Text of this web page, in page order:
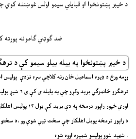
د خیبر پښتونخوا په بیله بیلو سیمو کې د
وړمه ورځ د ډیره اسماعیل خان رته کلاچي سره نزدې پولیس
ترهګرو
لوري خپور راپور ترمخه په دې برید کې ټول ۱۳ پولیس اهلکار ټپیان شوي دي
د راپور ترمخه یوبل اهلکار چې سخت ټپي شوې وو ،د سختو
شهید شوو پولیسو شمیره اووه شوه.